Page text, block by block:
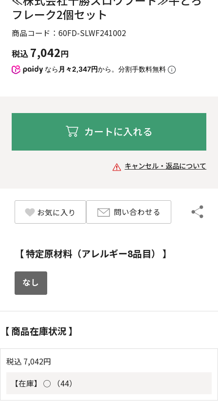
フレーク2個セット
商品コード：60FD-SLWF241002
税込 7,042円
なら 月々2,347円から。分割手数料無料
カートに入れる
キャンセル・返品について
お気に入り 問い合わせる
【 特定原材料（アレルギー8品目） 】
なし
【 商品在庫状況 】
税込 7,042円
【在庫】 ◯ （44）